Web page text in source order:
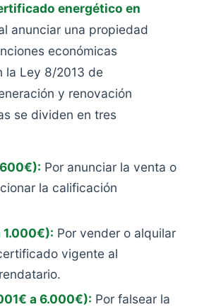
energético en
anunciar una propiedad
económicas
la Ley 8/2013 de
y renovación
se dividen en tres
Por anunciar la venta o
la calificación
1.000€): Por vender o alquilar
vigente al
a 6.000€): Por falsear la